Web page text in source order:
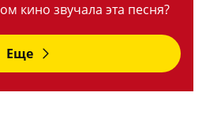
кино звучала эта песня?
Еще